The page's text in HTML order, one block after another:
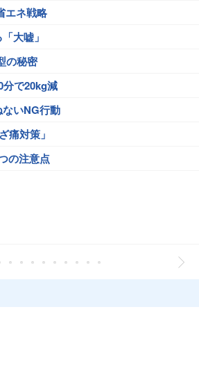
エネ戦略
大嘘」
の秘密
分で20kg減
いNG行動
痛対策」
の注意点